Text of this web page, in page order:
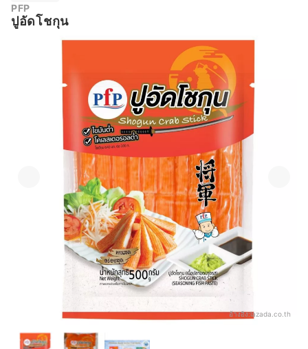
PFP
ปูอัดโชกุน
อ้างอิง:lazada.co.th